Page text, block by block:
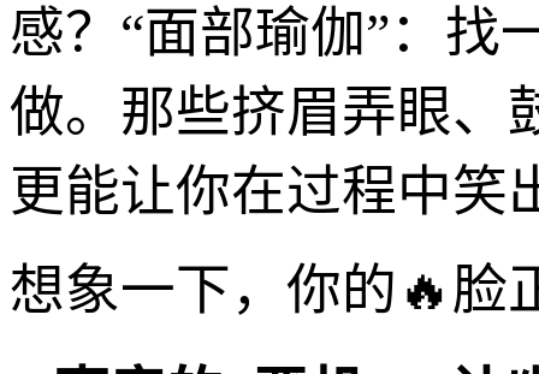
感？“面部瑜伽”：找
做。那些挤眉弄眼、
更能让你在过程中笑
想象一下，你的🔥脸